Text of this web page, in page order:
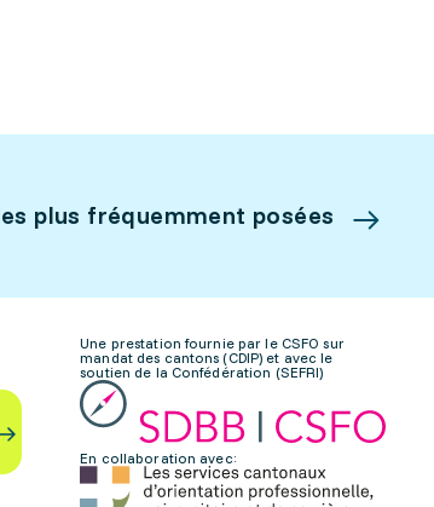
plus fréquemment posées
Une prestation fournie par le CSFO sur
mandat des cantons (CDIP) et avec le
soutien de la Confédération (SEFRI)
En collaboration avec: